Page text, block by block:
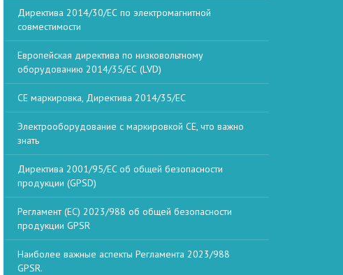
Директива 2014/30/ЕС по электромагнитной
совместимости
Европейская директива по низковольтному
оборудованию 2014/35/ЕС (LVD)
СЕ маркировка, Директива 2014/35/ЕС
Электрооборудование с маркировкой CE, что важно
знать
Директива 2001/95/EC об общей безопасности
продукции (GPSD)
Регламент (ЕС) 2023/988 об общей безопасности
продукции GPSR
Наиболее важные аспекты Регламента 2023/988
GPSR.